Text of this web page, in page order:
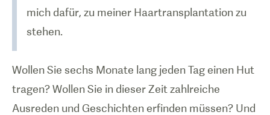
mich dafür, zu meiner Haartransplantation zu
stehen.
Wollen Sie sechs Monate lang jeden Tag einen Hut
tragen? Wollen Sie in dieser Zeit zahlreiche
Ausreden und Geschichten erfinden müssen? Und